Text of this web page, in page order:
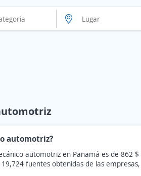
automotriz?
automotriz en Panamá es de 862 $
fuentes obtenidas de las